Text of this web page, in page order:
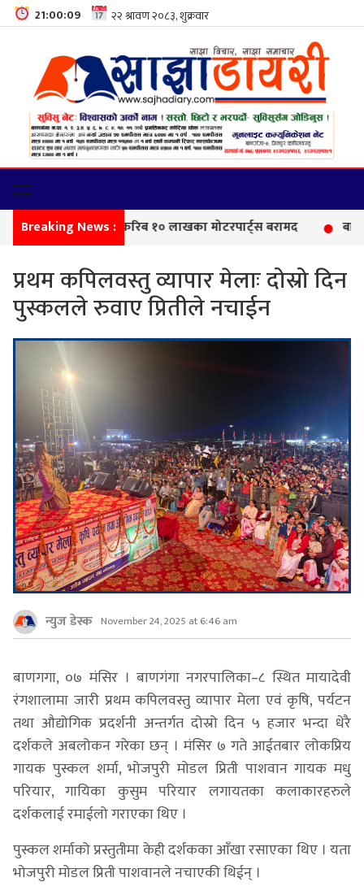
21:00:10
Breaking News :
प्रथम कपिलवस्तु व्यापार मेलाः दोस्रो दिन
पुस्कलले रुवाए प्रितीले नचाईन
न्युज डेस्क November 24, 2025 at 6:46 am
बाणगगा, ०७ मंसिर । बाणगंगा नगरपालिका–८ स्थित मायादेवी
रंगशालामा जारी प्रथम कपिलवस्तु व्यापार मेला एवं कृषि, पर्यटन
तथा औद्योगिक प्रदर्शनी अन्तर्गत दोस्रो दिन ५ हजार भन्दा धेरै
दर्शकले अबलोकन गरेका छन् । मंसिर ७ गते आईतबार लोकप्रिय
गायक पुस्कल शर्मा, भोजपुरी मोडल प्रिती पाशवान गायक मधु
परियार, गायिका कुसुम परियार लगायतका कलाकारहरुले
दर्शकलाई रमाईलो गराएका थिए ।
पुस्कल शर्माको प्रस्तुतीमा केही दर्शकका आँखा रसाएका थिए । यता
भोजपुरी मोडल प्रिती पाशवानले नचाएकी थिईन् ।